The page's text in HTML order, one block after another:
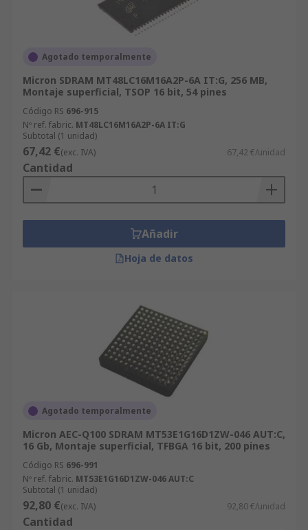
Agotado temporalmente
Micron SDRAM MT48LC16M16A2P-6A IT:G, 256 MB,
Montaje superficial, TSOP 16 bit, 54 pines
Código RS 696-915
Nº ref. fabric. MT48LC16M16A2P-6A IT:G
Subtotal (1 unidad)
67,42 €(exc. IVA) 67,42 €/unidad
Cantidad
Añadir
Hoja de datos
Agotado temporalmente
Micron AEC-Q100 SDRAM MT53E1G16D1ZW-046 AUT:C,
16 Gb, Montaje superficial, TFBGA 16 bit, 200 pines
Código RS 696-991
Nº ref. fabric. MT53E1G16D1ZW-046 AUT:C
Subtotal (1 unidad)
92,80 €(exc. IVA) 92,80 €/unidad
Cantidad